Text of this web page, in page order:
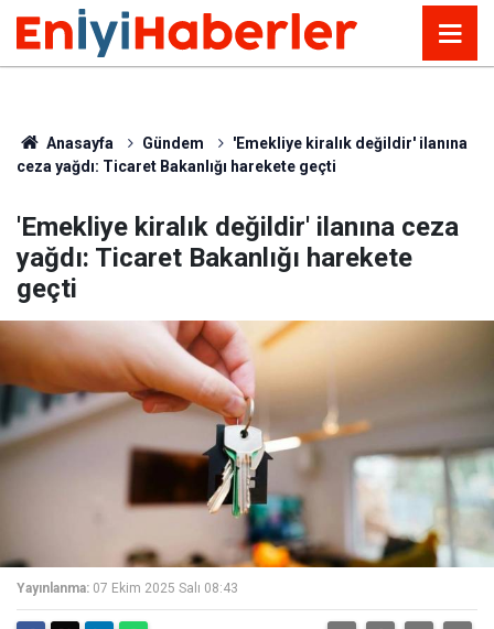
Anasayfa Gündem
'Emekliye kiralık değildir' ilanına
ceza yağdı: Ticaret Bakanlığı harekete geçti
'Emekliye kiralık değildir' ilanına ceza
yağdı: Ticaret Bakanlığı harekete
geçti
Yayınlanma: 07 Ekim 2025 Salı 08:43